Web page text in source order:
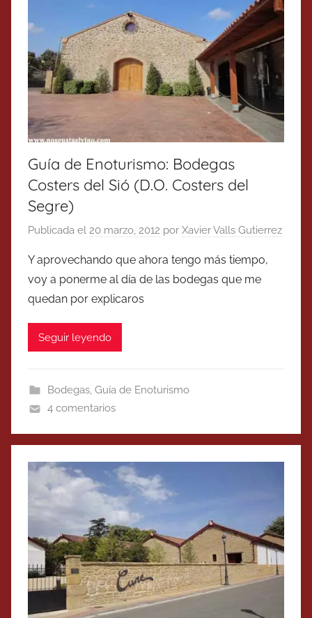
Guía de Enoturismo: Bodegas
Costers del Sió (D.O. Costers del
Segre)
Publicada el 20 marzo, 2012 por Xavier Valls Gutierrez
Y aprovechando que ahora tengo más tiempo,
voy a ponerme al día de las bodegas que me
quedan por explicaros
Seguir leyendo
Bodegas, Guía de Enoturismo
4 comentarios